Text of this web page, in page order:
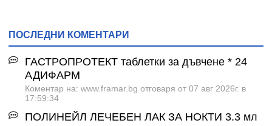
ПОСЛЕДНИ КОМЕНТАРИ
ГАСТРОПРОТЕКТ таблетки за дъвчене * 24
АДИФАРМ
Коментар на: www.framar.bg отговаря от 07 авг 2026г. в
17:59:34
ПОЛИНЕЙЛ ЛЕЧЕБЕН ЛАК ЗА НОКТИ 3.3 мл